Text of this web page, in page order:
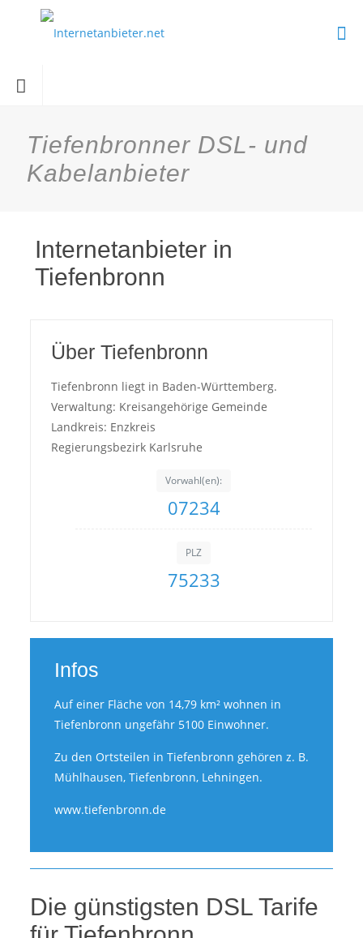
Tiefenbronner DSL- und
Kabelanbieter
Internetanbieter in
Tiefenbronn
Über Tiefenbronn
Tiefenbronn liegt in Baden-Württemberg.
Verwaltung: Kreisangehörige Gemeinde
Landkreis: Enzkreis
Regierungsbezirk Karlsruhe
Vorwahl(en):
07234
PLZ
75233
Infos
Auf einer Fläche von 14,79 km² wohnen in
Tiefenbronn ungefähr 5100 Einwohner.
Zu den Ortsteilen in Tiefenbronn gehören z. B.
Mühlhausen, Tiefenbronn, Lehningen.
www.tiefenbronn.de
Die günstigsten DSL Tarife